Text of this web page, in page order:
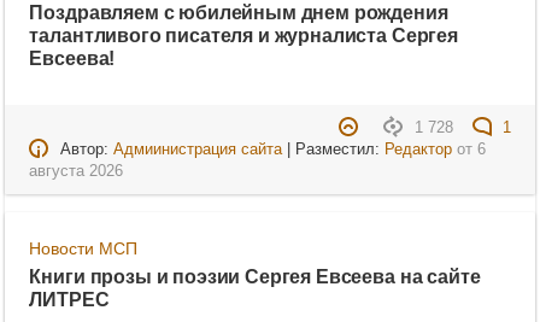
Поздравляем с юбилейным днем рождения
талантливого писателя и журналиста Сергея
Евсеева!
1 728
1
Автор: Адмиинистрация сайта| Разместил: Редакторот 6
августа 2026
Новости МСП
Книги прозы и поэзии Сергея Евсеева на сайте
ЛИТРЕС